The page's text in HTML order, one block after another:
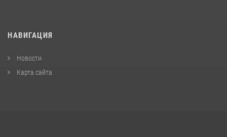
НАВИГАЦИЯ
Новости
Карта сайта